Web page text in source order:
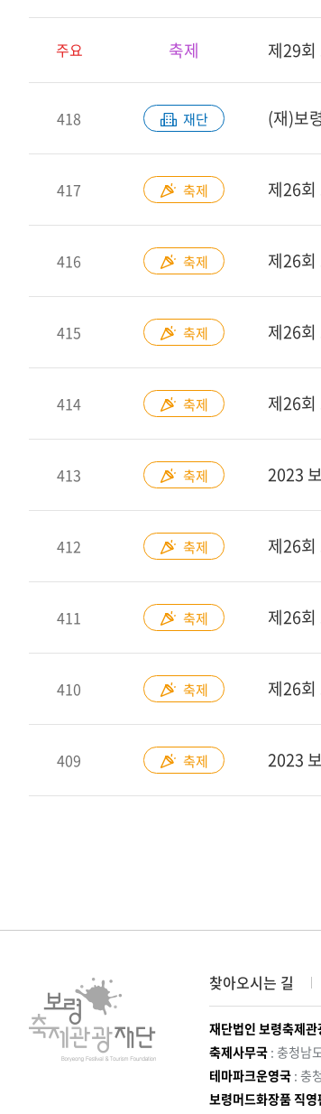
주요 축제 제29회
418 재단 (재)보
417 축제
416 축제 제26
415 축제 제26
414 축제
413 축제 2023
412 축제 제26
411 축제 제26
410 축제
409 축제
찾아오시는 길
재단법인 보령축제
축제사무국 : 충청남
테마파크운영국 : 충
보령머드화장품 직영